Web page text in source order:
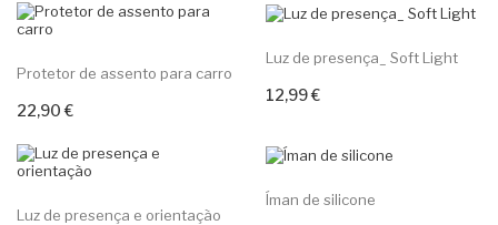
Protetor de assento para carro
22,90 €Adicionar ao carrinho
Luz de presença_ Soft Light
12,99 €Adicionar ao carrinho
Luz de presença e orientação
Íman de silicone